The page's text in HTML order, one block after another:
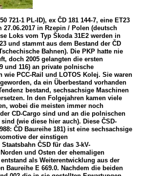
721-1 PL-ID), ex ČD 181 144-7, eine ET23
27.06.2017 in Rzepin / Polen (deutsch
Loks vom Typ Škoda 31E2 werden in
und stammt aus dem Bestand der ČD
Bahnen). Die PKP hatte nie
doch 2005 gelangten die ersten
und 116) an private polnische
wie PCC-Rail und LOTOS Kolej. Sie waren
da ein Überbestand vorhanden
bestand, sechsachsige Maschinen
In den Folgejahren kamen viele
wobei die meisten immer noch
CD-Cargo sind und an die polnischen
(wie diese hier auch). Diese ČSD-
ČD Baureihe 181) ist eine sechsachsige
der einstigen
ČSD für das 3-kV-
und Osten der ehemaligen
als Weiterentwicklung aus der
Baureihe E 669.0. Nachdem die beiden